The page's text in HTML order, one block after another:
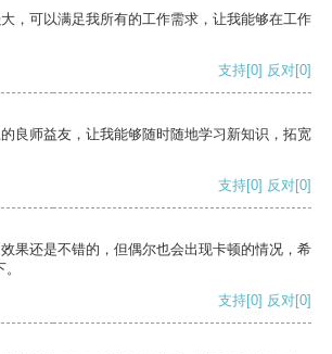
，可以满足我所有的工作需求，让我能够在工作
支持[0] 反对[0]
良师益友，让我能够随时随地学习新知识，拓宽
支持[0] 反对[0]
果还是不错的，但偶尔也会出现卡顿的情况，希
支持[0] 反对[0]